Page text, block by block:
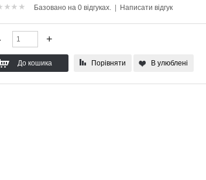
Базовано на 0 відгуках. Написати відгук
Порівняти В улюблені